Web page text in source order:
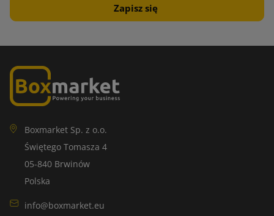
Boxmarket Sp. z o.o.
Świętego Tomasza 4
05-840 Brwinów
Polska
info@boxmarket.eu